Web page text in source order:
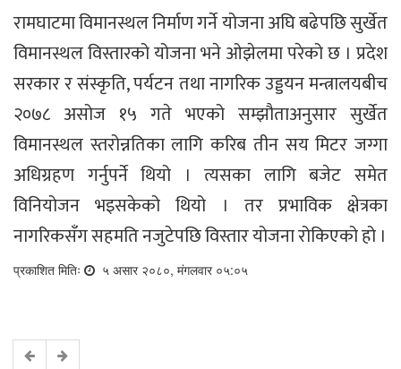
रामघाटमा विमानस्थल निर्माण गर्ने योजना अघि बढेपछि सुर्खेत
विमानस्थल विस्तारको योजना भने ओझेलमा परेको छ । प्रदेश
सरकार र संस्कृति, पर्यटन तथा नागरिक उड्डयन मन्त्रालयबीच
२०७८ असोज १५ गते भएको सम्झौताअनुसार सुर्खेत
विमानस्थल स्तरोन्नतिका लागि करिब तीन सय मिटर जग्गा
अधिग्रहण गर्नुपर्ने थियो । त्यसका लागि बजेट समेत
विनियोजन भइसकेको थियो । तर प्रभाविक क्षेत्रका
नागरिकसँग सहमति नजुटेपछि विस्तार योजना रोकिएको हो ।
प्रकाशित मितिः ५ असार २०८०, मंगलवार ०५:०५